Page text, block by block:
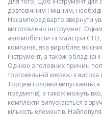
довговічним і міцним,
Насамперед варто звернути
виготовлено інструмент.
автомобілісти та майстри
компанія, яка виробляє
інструмент, а також
Однією з головних причин
торговельній мережі є висока
Торцеві головки
предметів), а також можуть
комплекти випускаються в
кількість елементів.